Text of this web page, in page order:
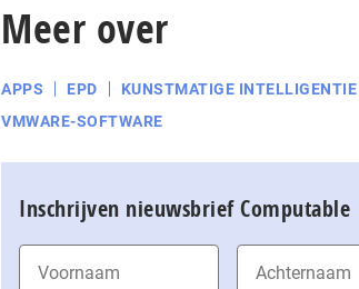
Meer over
APPS EPD KUNSTMATIGE INTELLIGENTIE
VMWARE-SOFTWARE
Inschrijven nieuwsbrief Computable